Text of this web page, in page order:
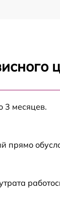
от
от
3 месяцев.
прямо